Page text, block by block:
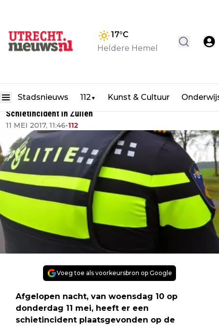
17°C
Heldere Hemel
Stadsnieuws 112 ▼ Kunst & Cultuur
Schietincident in Zuilen
11 MEI 2017, 11:46•112
Voeg toe als voorkeursbron op Google
Afgelopen nacht, van woensdag 10 op
donderdag 11 mei, heeft er een
schietincident plaatsgevonden op de